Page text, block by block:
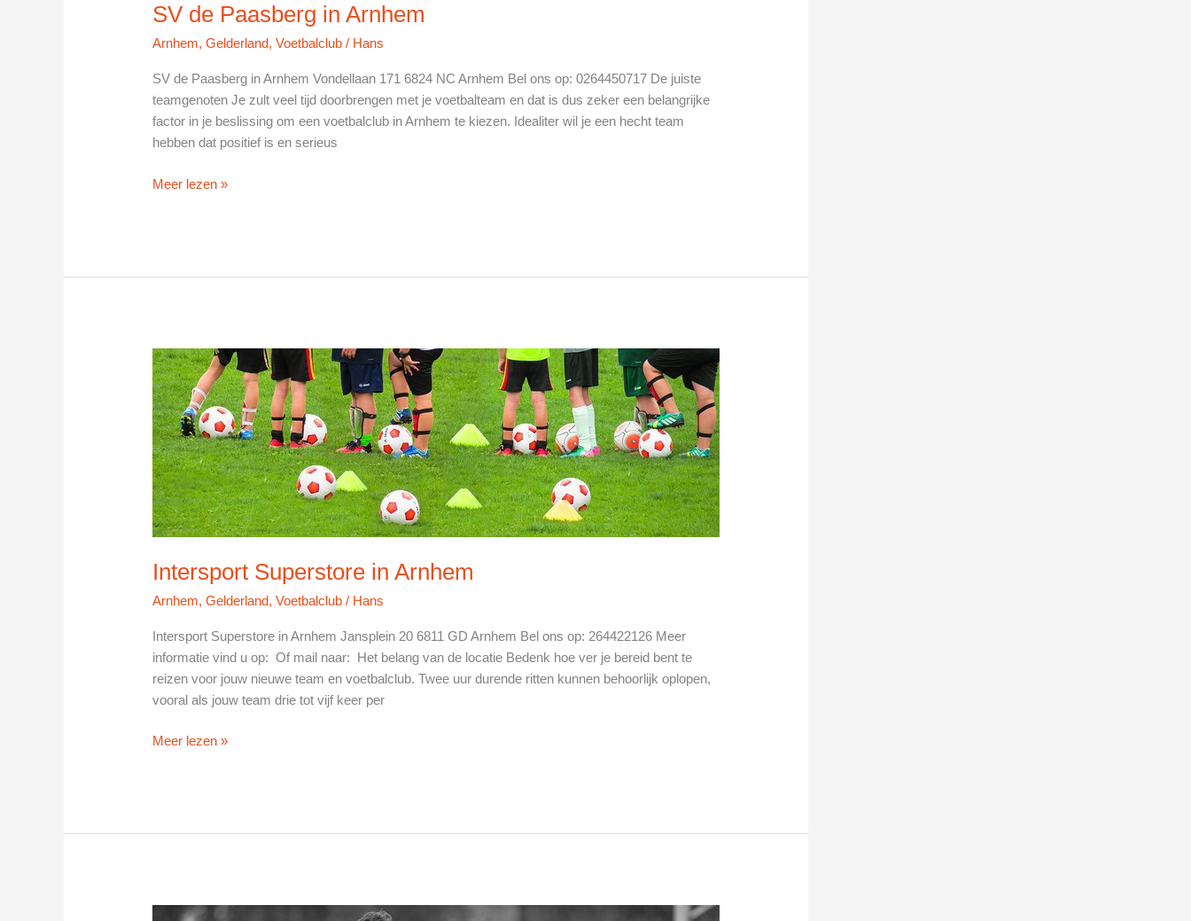
SV de Paasberg in Arnhem
Arnhem,Gelderland,Voetbalclub / Hans
SV de Paasberg in Arnhem Vondellaan 171 6824 NC Arnhem Bel ons op: 0264450717 De juiste
teamgenoten Je zult veel tijd doorbrengen met je voetbalteam en dat is dus zeker een belangrijke
factor in je beslissing om een voetbalclub in Arnhem te kiezen. Idealiter wil je een hecht team
hebben dat positief is en serieus
SV
Meer lezen »
Intersport Superstore in Arnhem
Arnhem,Gelderland,Voetbalclub / Hans
Intersport Superstore in Arnhem Jansplein 20 6811 GD Arnhem Bel ons op: 264422126 Meer
informatie vind u op: Of mail naar: Het belang van de locatie Bedenk hoe ver je bereid bent te
reizen voor jouw nieuwe team en voetbalclub. Twee uur durende ritten kunnen behoorlijk oplopen,
vooral als jouw team drie tot vijf keer per
Intersport
Meer lezen »